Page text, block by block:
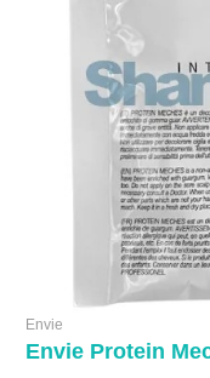
Envie
Envie Protein